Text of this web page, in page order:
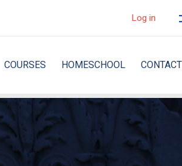
Log in
COURSES HOMESCHOOL